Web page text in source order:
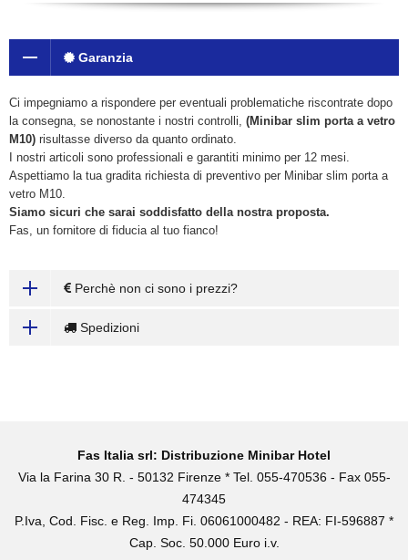
Garanzia
Ci impegniamo a rispondere per eventuali problematiche riscontrate dopo
la consegna, se nonostante i nostri controlli, (Minibar slim porta a vetro
M10) risultasse diverso da quanto ordinato.
I nostri articoli sono professionali e garantiti minimo per 12 mesi.
Aspettiamo la tua gradita richiesta di preventivo per Minibar slim porta a
vetro M10.
Siamo sicuri che sarai soddisfatto della nostra proposta.
Fas, un fornitore di fiducia al tuo fianco!
Perchè non ci sono i prezzi?
Spedizioni
Fas Italia srl: Distribuzione Minibar Hotel
Via la Farina 30 R. - 50132 Firenze * Tel. 055-470536 - Fax 055-
474345
P.Iva, Cod. Fisc. e Reg. Imp. Fi. 06061000482 - REA: FI-596887 *
Cap. Soc. 50.000 Euro i.v.